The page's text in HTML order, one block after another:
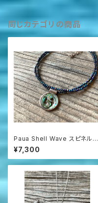
同じカテゴリの商品
Paua Shell Wave スピネルネ
ックレス sv925
¥7,300